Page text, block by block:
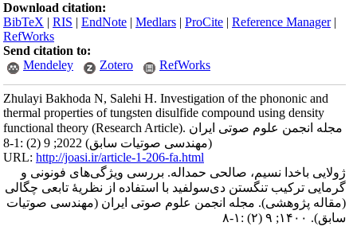
Download citation:
BibTeX |RIS |EndNote |Medlars |ProCite |Reference Manager
RefWorks
Send citation to:
Mendeley
Zotero RefWorks
Zhulayi Bakhoda N, Salehi H. Investigation of the phononic and
thermal properties of tungsten disulfide compound using density
functional theory (Research Article). مجله انجمن علوم صوتی ایران
(مهندسی صوتیات سابق) 2022; 9 (2) :1-8
URL:http://joasi.ir/article-1-206-fa.html
ژولایی باخدا نسیم، صالحی حمداله. بررسی ویژگی‌های فونونی و
گرمایی ترکیب تنگستن دی‌سولفید با استفاده از نظریۀ تابعی چگالی
(مقاله پژوهشی). مجله انجمن علوم صوتی ایران (مهندسی صوتیات
سابق). ۱۴۰۰; ۹ (۲) :۱-۸